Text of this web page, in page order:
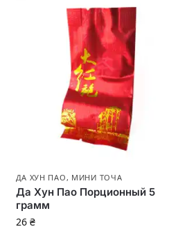
ДА ХУН ПАО , МИНИ ТОЧА
Да Хун Пао Порционный 5
грамм
26 ₴